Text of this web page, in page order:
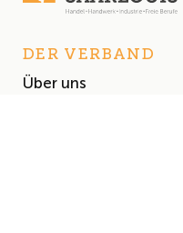
DER VERBAND
Über uns